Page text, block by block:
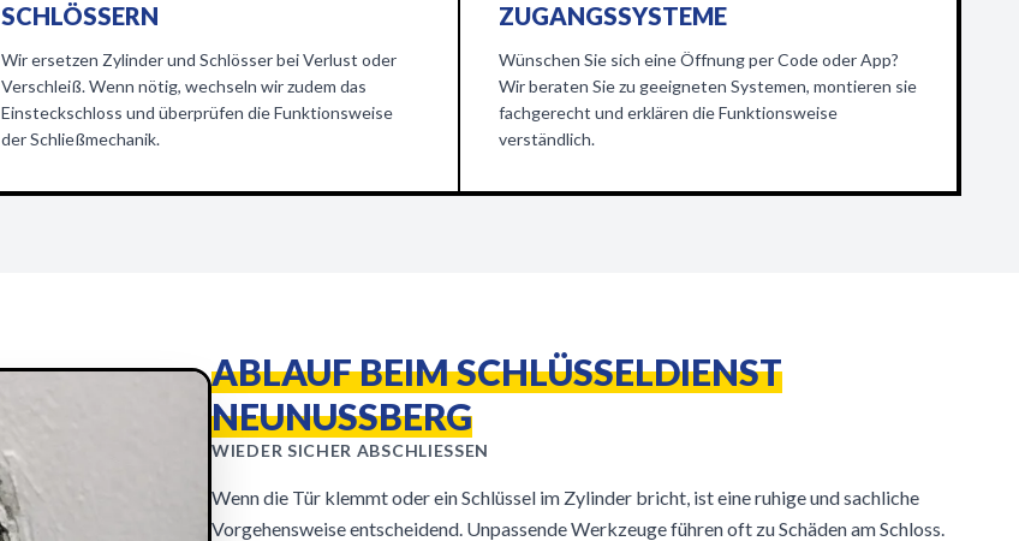
SCHLÖSSERN
Wir ersetzen Zylinder und Schlösser bei Verlust oder
Verschleiß. Wenn nötig, wechseln wir zudem das
Einsteckschloss und überprüfen die Funktionsweise
der Schließmechanik.
ZUGANGSSYSTEME
Wünschen Sie sich eine Öffnung per Code oder App?
Wir beraten Sie zu geeigneten Systemen, montieren sie
fachgerecht und erklären die Funktionsweise
verständlich.
ABLAUF BEIM SCHLÜSSELDIENST
NEUNUSSBERG
WIEDER SICHER ABSCHLIESSEN
Wenn die Tür klemmt oder ein Schlüssel im Zylinder bricht, ist eine ruhige und sachliche
Vorgehensweise entscheidend. Unpassende Werkzeuge führen oft zu Schäden am Schloss.